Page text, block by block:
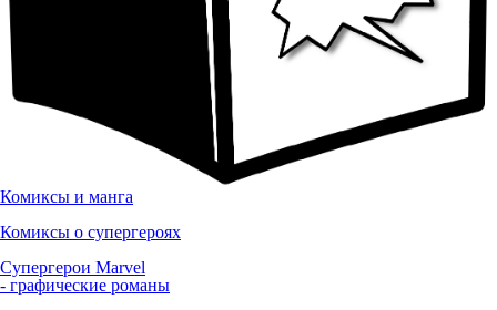
Комиксы и манга
Комиксы о супергероях
Супергерои Marvel
- графические романы